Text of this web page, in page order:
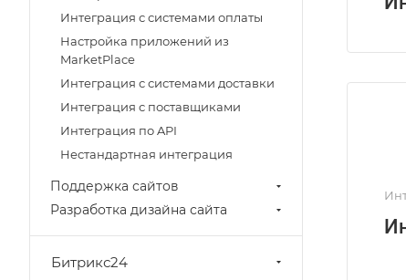
Интеграция с системами оплаты
Настройка приложений из
MarketPlace
Интеграция с системами доставки
Интеграция с поставщиками
Интеграция по API
Нестандартная интеграция
Поддержка сайтов
Разработка дизайна сайта
Битрикс24